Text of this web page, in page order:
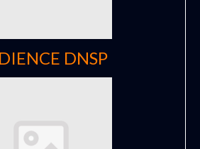
DNSP